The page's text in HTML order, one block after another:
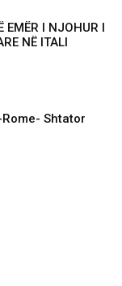
EMËR I NJOHUR I
NË ITALI
Shtator